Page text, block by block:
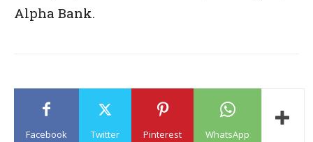
Alpha Bank.
Facebook Twitter Pinterest WhatsApp